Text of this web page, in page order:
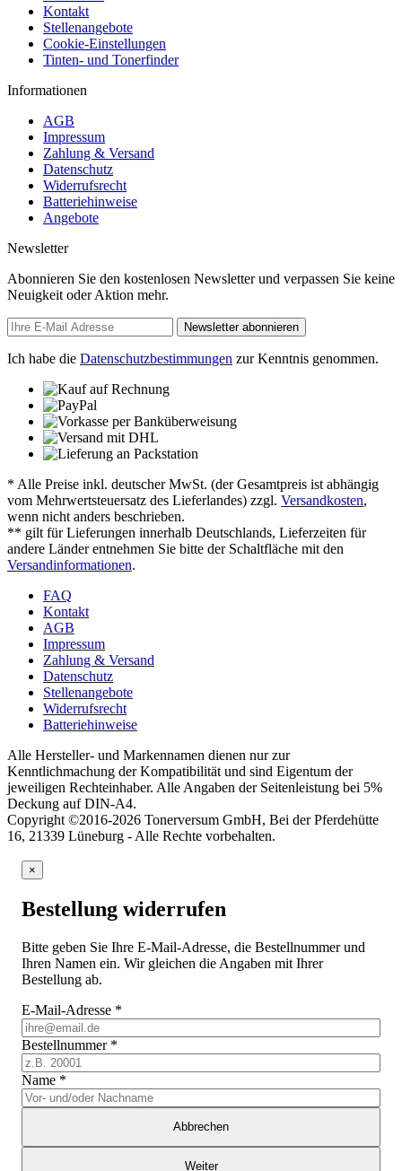
Kontakt
Stellenangebote
Cookie-Einstellungen
Tinten- und Tonerfinder
Informationen
AGB
Impressum
Zahlung & Versand
Datenschutz
Widerrufsrecht
Batteriehinweise
Angebote
Newsletter
Abonnieren Sie den kostenlosen Newsletter und verpassen Sie keine
Neuigkeit oder Aktion mehr.
Newsletter abonnieren
Ich habe die Datenschutzbestimmungen zur Kenntnis genommen.
* Alle Preise inkl. deutscher MwSt. (der Gesamtpreis ist abhängig
vom Mehrwertsteuersatz des Lieferlandes) zzgl. Versandkosten,
wenn nicht anders beschrieben.
** gilt für Lieferungen innerhalb Deutschlands, Lieferzeiten für
andere Länder entnehmen Sie bitte der Schaltfläche mit den
Versandinformationen.
FAQ
Kontakt
AGB
Impressum
Zahlung & Versand
Datenschutz
Stellenangebote
Widerrufsrecht
Batteriehinweise
Alle Hersteller- und Markennamen dienen nur zur
Kenntlichmachung der Kompatibilität und sind Eigentum der
jeweiligen Rechteinhaber. Alle Angaben der Seitenleistung bei 5%
Deckung auf DIN-A4.
Copyright ©2016-2026 Tonerversum GmbH, Bei der Pferdehütte
16, 21339 Lüneburg - Alle Rechte vorbehalten.
×
Bestellung widerrufen
Bitte geben Sie Ihre E-Mail-Adresse, die Bestellnummer und
Ihren Namen ein. Wir gleichen die Angaben mit Ihrer
Bestellung ab.
E-Mail-Adresse *
Bestellnummer *
Name *
Abbrechen
Weiter